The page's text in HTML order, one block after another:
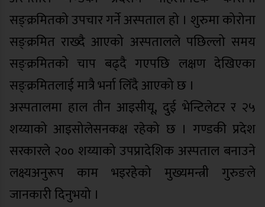
सङ्क्रमितको उपचार गर्ने अस्पताल हो । शुरुमा कोरोना
सङ्क्रमित राख्दै आएको अस्पतालले पछिल्लो समय
सङ्क्रमितको चाप बढ्दै गएपछि लक्षण देखिएका
सङ्क्रमितलाई मात्रै भर्ना लिँदै आएको छ ।
अस्पतालमा हाल तीन आइसीयू, दुई भेन्टिलेटर र २५
शय्याको आइसोलेसनकक्ष रहेको छ । गण्डकी प्रदेश
सरकारले २०० शय्याको उपप्रादेशिक अस्पताल बनाउने
लक्ष्यअनुरूप काम भइरहेको मुख्यमन्त्री गुरुङले
जानकारी दिनुभयो ।